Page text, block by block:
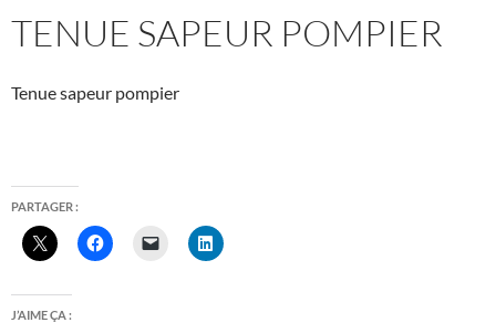
TENUE SAPEUR POMPIER
Tenue sapeur pompier
PARTAGER :
J’AIME ÇA :